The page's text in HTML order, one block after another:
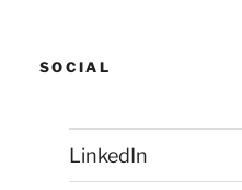
SOCIAL
LinkedIn